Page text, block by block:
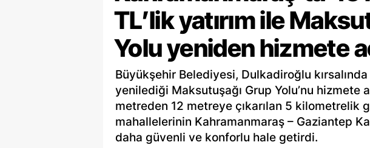
TL’lik yatırım ile
Yolu yeniden hizmete
Büyükşehir Belediyesi, Dulkadiroğlu
yenilediği Maksutuşağı Grup Yolu’nu hizmete
metreden 12 metreye çıkarılan 5 kilometrelik
mahallelerinin Kahramanmaraş – Gaziantep
daha güvenli ve konforlu hale getirdi.